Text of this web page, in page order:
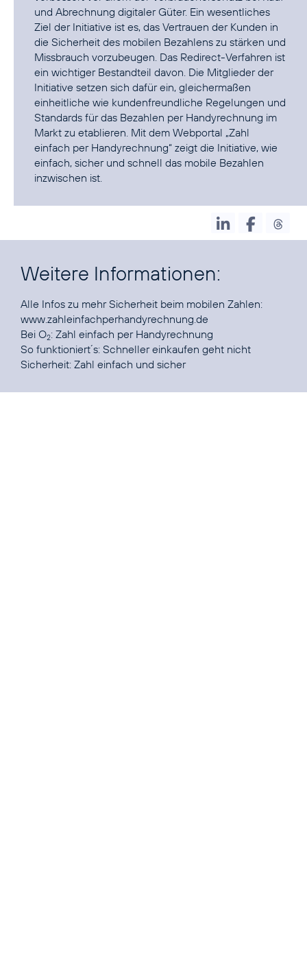
und Abrechnung digitaler Güter. Ein wesentliches
Ziel der Initiative ist es, das Vertrauen der Kunden in
die Sicherheit des mobilen Bezahlens zu stärken und
Missbrauch vorzubeugen. Das Redirect-Verfahren ist
ein wichtiger Bestandteil davon. Die Mitglieder der
Initiative setzen sich dafür ein, gleichermaßen
einheitliche wie kundenfreundliche Regelungen und
Standards für das Bezahlen per Handyrechnung im
Markt zu etablieren. Mit dem Webportal „Zahl
einfach per Handyrechnung“ zeigt die Initiative, wie
einfach, sicher und schnell das mobile Bezahlen
inzwischen ist.
Weitere Informationen:
Alle Infos zu mehr Sicherheit beim mobilen Zahlen:
www.zahleinfachperhandyrechnung.de
Bei O2: Zahl einfach per Handyrechnung
So funktioniert´s
Sicherheit: Zahl einfach und sicher